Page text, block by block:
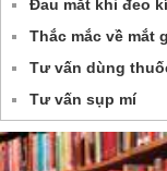
Đau mắt khi đeo
Thắc mắc về mắt
Tư vấn dùng
Tư vấn sụp mí